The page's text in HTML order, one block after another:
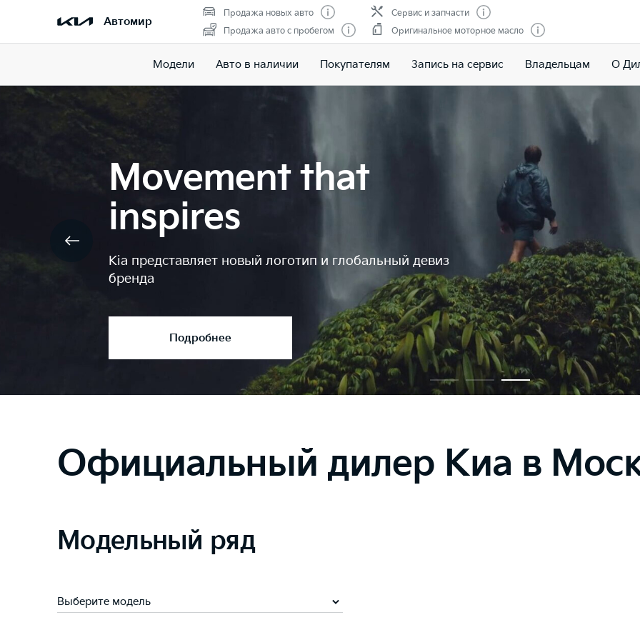
Автомир
Продажа новых авто
Продажа авто с пробегом
Сервис и запчасти
Оригинальное моторное масло
Модели Авто в наличии Покупателям Запись на сервис Владельцам О
Movement that
inspires
Kia представляет новый логотип и глобальный девиз
бренда
Подробнее
Официальный дилер Киа в
Модельный ряд
Выберите модель